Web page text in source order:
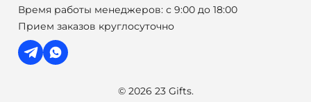
Время работы менеджеров: с 9:00 до 18:00
Прием заказов круглосуточно
© 2026 23 Gifts.